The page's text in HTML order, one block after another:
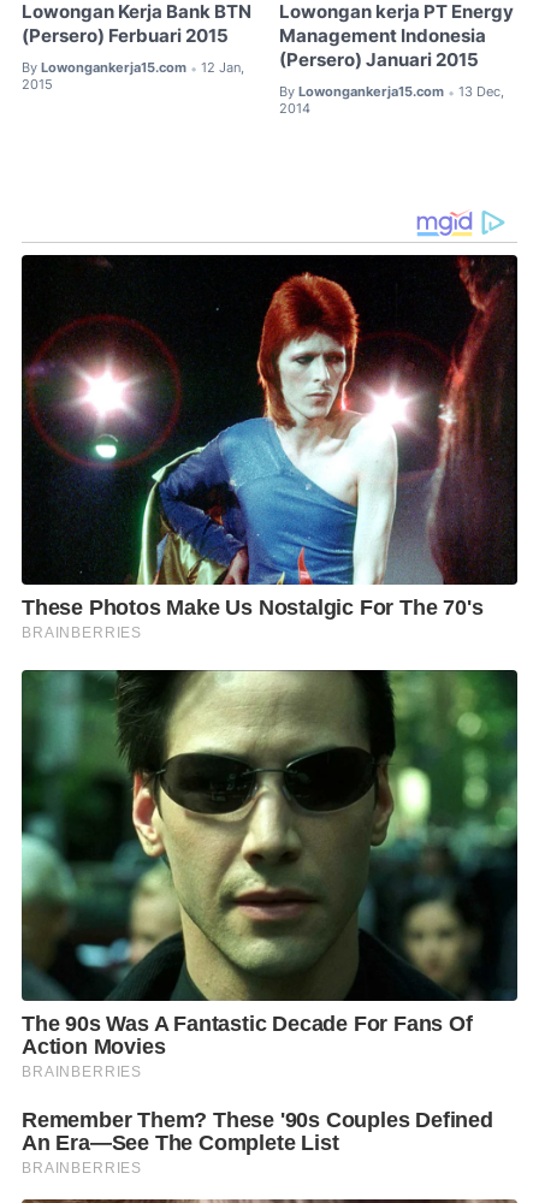
Lowongan Kerja Bank BTN
(Persero) Ferbuari 2015
By Lowongankerja15.com • 12 Jan,
2015
Lowongan kerja PT Energy
Management Indonesia
(Persero) Januari 2015
By Lowongankerja15.com • 13 Dec,
2014